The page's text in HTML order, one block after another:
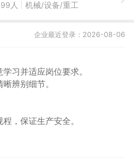
人 机械/设备/重工
企业最近登录：2026-08-06
习并适应岗位要求。
辨别细节。
，保证生产安全。